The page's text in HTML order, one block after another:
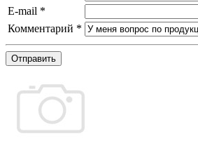
E-mail *
Комментарий *
Отправить